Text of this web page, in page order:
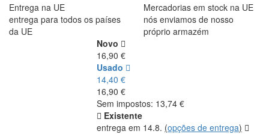
Entrega na UE
entrega para todos os países
da UE
Mercadorias em stock na UE
nós enviamos de nosso
próprio armazém
Novo
16,90 €
Usado
14,40 €
16,90 €
Sem impostos: 13,74 €
Existente
entrega em 14.8. (opções de entrega)